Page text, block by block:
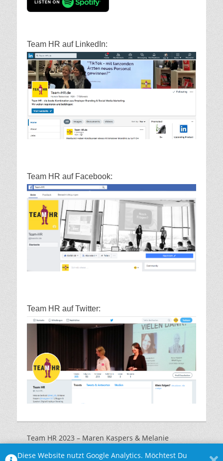
Team HR auf LinkedIn:
Team HR auf Facebook:
Team HR auf Twitter:
Team HR 2023 – Maren Kaspers & Melanie
Diese Website nutzt Google Analytics. Möchtest Du